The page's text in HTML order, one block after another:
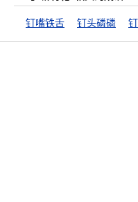
钉嘴铁舌 钉头磷磷